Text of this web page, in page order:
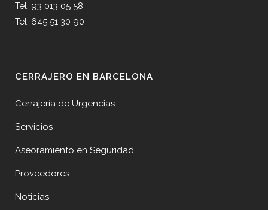
Tel. 93 013 05 58
Tel. 645 51 30 90
CERRAJERO EN BARCELONA
Cerrajería de Urgencias
Servicios
Aseoramiento en Seguridad
Proveedores
Noticias